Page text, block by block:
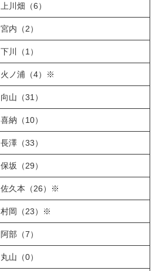
上川畑（6）
宮内（2）
下川（1）
火ノ浦（4）※
向山（31）
喜納（10）
長澤（33）
保坂（29）
佐久本（26）※
村岡（23）※
阿部（7）
丸山（0）